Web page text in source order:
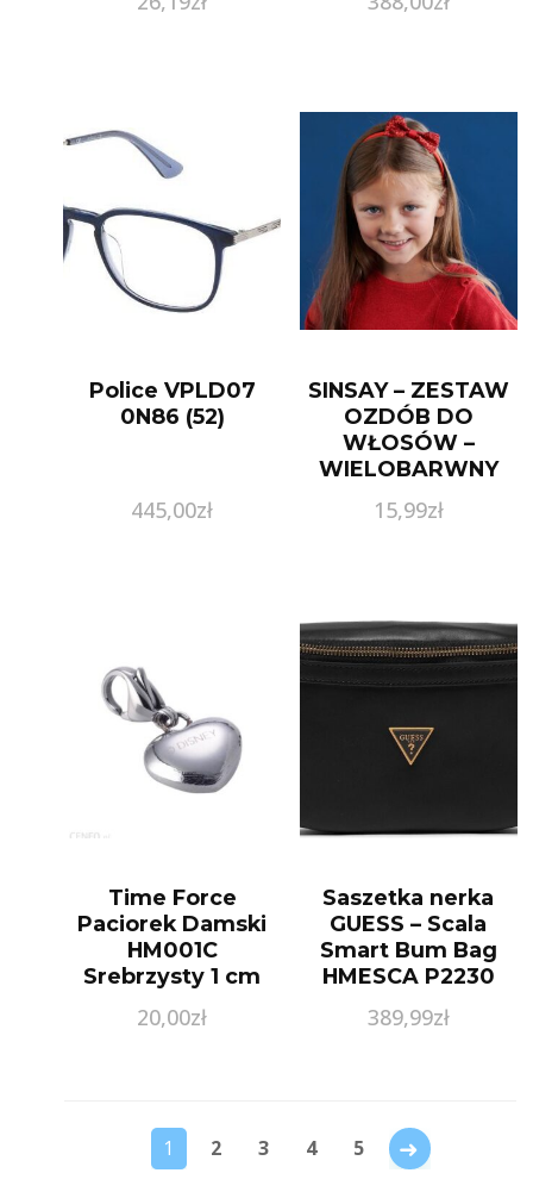
Police VPLD07
0N86 (52)
445,00zł
SINSAY – ZESTAW
OZDÓB DO
WŁOSÓW –
WIELOBARWNY
15,99zł
Time Force
Paciorek Damski
HM001C
Srebrzysty 1 cm
20,00zł
Saszetka nerka
GUESS – Scala
Smart Bum Bag
HMESCA P2230
389,99zł
1 2 3 4 5